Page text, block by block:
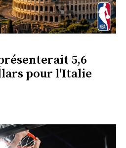
5,6
pour l'Italie